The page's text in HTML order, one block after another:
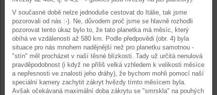
V současné době nelze jednoduše cestovat do Itálie, tak jsme
pozorovali od nás :-). Ne, důvodem proč jsme se hlavně rozhodli
pozorovat tento úkaz bylo to, že tato planetka má měsíc, který
obíhá ve vzdálenosti až 580 km. Podle předpovědi (obr. 4) byla
situace pro nás mnohem nadějnější než pro planetku samotnou -
"stín" měl procházet v naší těsné blízkosti. Tady už určitá nenulová
pravděpodobnost (i když ne příliš velká vzhledem k velikosti měsíce
a nepřesnosti ve znalosti jeho dráhy), že bychom mohli pomocí naší
speciální kamery zachytit zákryt hvězdy tímto měsícem byla.
Avšak očekávaná maximální doba zákrytu se "smrskla" na pouhých